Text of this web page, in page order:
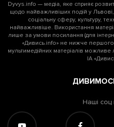
Dyvys.info — медіа, яке сприяє
щодо найважливіших подій у Львові,
соціальну сферу, культуру,
найважливіше. Використання
лише за умови посилання (для
«Дивись.info» не нижче першого
мультимедійних матеріалів
ІА
Наші соц